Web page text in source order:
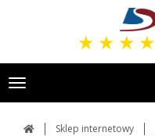
★ ★ ★ ★
Toggle
navigation
Sklep internetowy